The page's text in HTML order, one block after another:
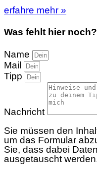
erfahre mehr »
Was fehlt hier noch?
Name
Mail
Tipp
Nachricht
Sie müssen den
um das Formular
Sie, dass dabei
ausgetauscht